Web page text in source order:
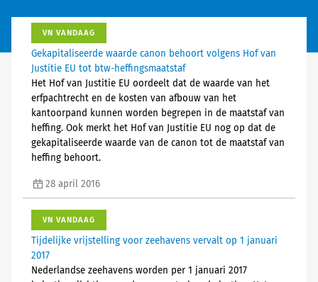
VN VANDAAG
Gekapitaliseerde waarde canon behoort volgens Hof van
Justitie EU tot btw-heffingsmaatstaf
Het Hof van Justitie EU oordeelt dat de waarde van het
erfpachtrecht en de kosten van afbouw van het
kantoorpand kunnen worden begrepen in de maatstaf van
heffing. Ook merkt het Hof van Justitie EU nog op dat de
gekapitaliseerde waarde van de canon tot de maatstaf van
heffing behoort.
28 april 2016
VN VANDAAG
Tijdelijke vrijstelling voor zeehavens vervalt op 1 januari
2017
Nederlandse zeehavens worden per 1 januari 2017